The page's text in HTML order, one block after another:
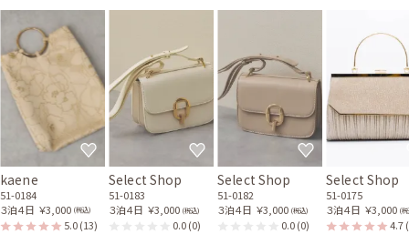
kaene
51-0184
３泊４日 ￥3,000 (税込)
5.0(13)
Select Shop
51-0183
３泊４日 ￥3,000 (税込)
0.0(0)
Select Shop
51-0182
３泊４日 ￥3,000 (税込)
0.0(0)
Select Shop
51-0175
３泊４日 ￥3,000 (
4.7